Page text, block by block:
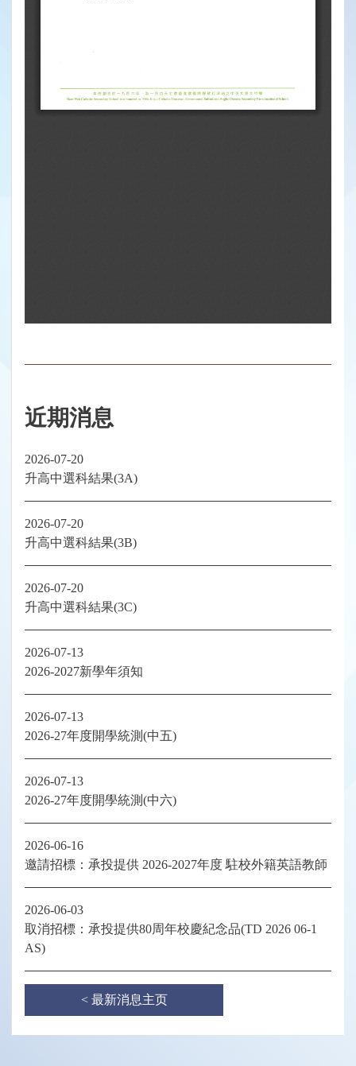
近期消息
2026-07-20
升高中選科結果(3A)
2026-07-20
升高中選科結果(3B)
2026-07-20
升高中選科結果(3C)
2026-07-13
2026-2027新學年須知
2026-07-13
2026-27年度開學統測(中五)
2026-07-13
2026-27年度開學統測(中六)
2026-06-16
邀請招標：承投提供 2026-2027年度 駐校外籍英語教師
2026-06-03
取消招標：承投提供80周年校慶紀念品(TD 2026 06-1
AS)
< 最新消息主页